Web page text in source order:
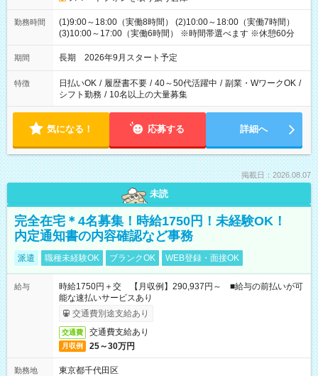
勤務時間
(1)9:00～18:00（実働8時間） (2)10:00～18:00（実働7時間）
(3)10:00～17:00（実働6時間） ※時間帯選べます ※休憩60分
期間 長期 2026年9月スタート予定
特徴 日払いOK / 履歴書不要 / 40～50代活躍中 / 副業・WワークOK /
シフト勤務 / 10名以上の大量募集
気になる！ 応募する 詳細へ
掲載日：2026.08.07
未読
完全在宅＊4名募集！時給1750円！未経験OK！
内定通知書の内容確認など事務
派遣 職種未経験OK ブランクOK WEB登録・面接OK
給与
時給1750円＋交 【月収例】290,937円～ ■給与の前払いが可
能な速払いサービスあり
交通費別途支給あり
交通費 交通費支給あり
月収例 25～30万円
勤務地
東京都千代田区